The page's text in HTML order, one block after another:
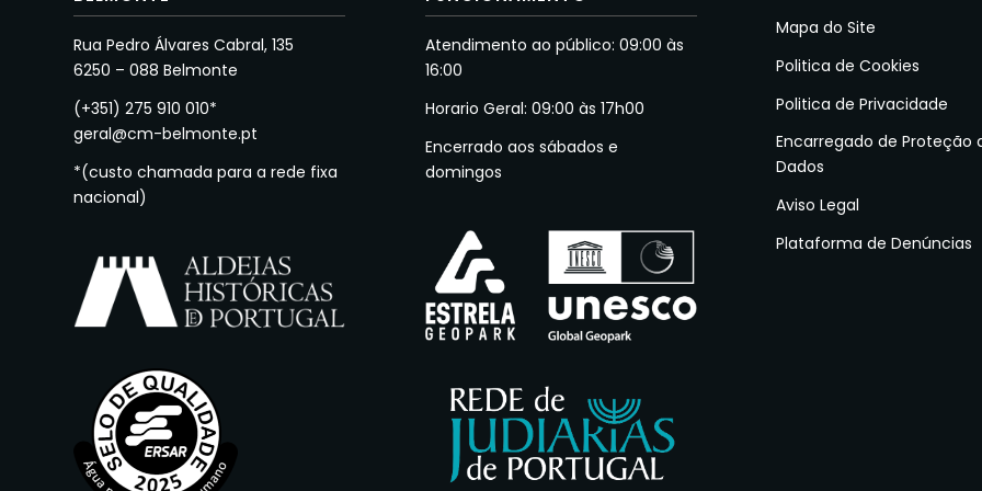
Rua Pedro Álvares Cabral, 135
6250 – 088 Belmonte
(+351) 275 910 010*
geral@cm-belmonte.pt
*(custo chamada para a rede fixa
nacional)
Atendimento ao público: 09:00 às
16:00
Horario Geral: 09:00 às 17h00
Encerrado aos sábados e
domingos
Mapa do Site
Politica de Cookies
Politica de Privacidade
Encarregado de Proteção
Dados
Aviso Legal
Plataforma de Denúncias